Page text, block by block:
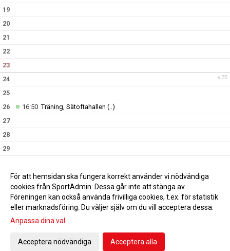
19
20
21
22
23
v.35
24
25
26
16:50Träning, Sätoftahallen (..)
27
28
29
Gå till Webbversion
För att hemsidan ska fungera korrekt använder vi nödvändiga
cookies från SportAdmin. Dessa går inte att stänga av.
Föreningen kan också använda frivilliga cookies, t.ex. för statistik
eller marknadsföring. Du väljer själv om du vill acceptera dessa.
Anpassa dina val
Acceptera nödvändiga Acceptera alla